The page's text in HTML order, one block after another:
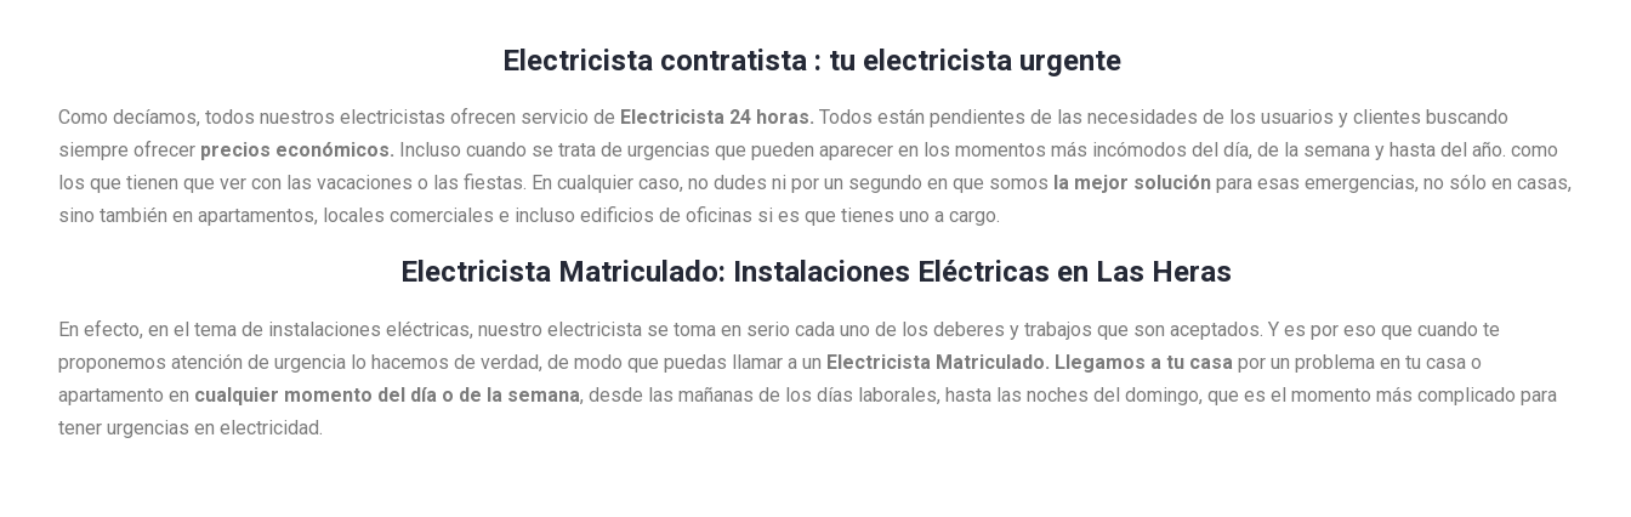
Electricista contratista : tu electricista urgente
Como decíamos, todos nuestros electricistas ofrecen servicio de Electricista 24 horas. Todos están pendientes de las necesidades de los usuarios y clientes buscando
siempre ofrecer precios económicos. Incluso cuando se trata de urgencias que pueden aparecer en los momentos más incómodos del día, de la semana y hasta del año. como
los que tienen que ver con las vacaciones o las fiestas. En cualquier caso, no dudes ni por un segundo en que somos la mejor solución para esas emergencias, no sólo en casas,
sino también en apartamentos, locales comerciales e incluso edificios de oficinas si es que tienes uno a cargo.
Electricista Matriculado: Instalaciones Eléctricas en Las Heras
En efecto, en el tema de instalaciones eléctricas, nuestro electricista se toma en serio cada uno de los deberes y trabajos que son aceptados. Y es por eso que cuando te
proponemos atención de urgencia lo hacemos de verdad, de modo que puedas llamar a un Electricista Matriculado. Llegamos a tu casa por un problema en tu casa o
apartamento en cualquier momento del día o de la semana, desde las mañanas de los días laborales, hasta las noches del domingo, que es el momento más complicado para
tener urgencias en electricidad.